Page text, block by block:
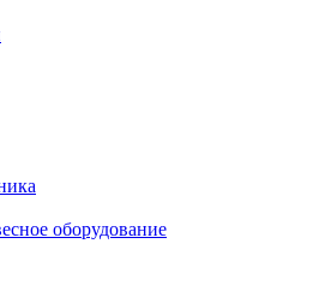
оборудование